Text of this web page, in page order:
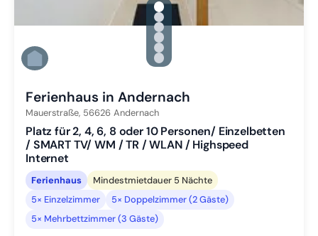
gallery.slide_selector
Zu Slide 1 wechseln
Zu Slide 2 wechseln
Zu Slide 3 wechseln
Zu Slide 4 wechseln
Zu Slide 5 wechseln
Zu Slide 6 wechseln
Ferienhaus in Andernach
Mauerstraße, 56626 Andernach
Platz für 2, 4, 6, 8 oder 10 Personen/ Einzelbetten
/ SMART TV/ WM / TR / WLAN / Highspeed
Internet
Ferienhaus
Mindestmietdauer 5 Nächte
5× Einzelzimmer
5× Doppelzimmer (2 Gäste)
5× Mehrbettzimmer (3 Gäste)